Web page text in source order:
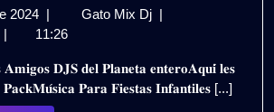
2024 1
de
de
2024
Gato Mix Dj 𝗣𝗔𝗖𝗞
𝗜𝗡𝗙𝗔𝗡𝗧𝗜𝗟𝗘𝗦
𝟮𝟬𝟮𝟯
11:26
𝐀𝐦𝐢𝐠𝐨𝐬 𝐃𝐉𝐒 𝐝𝐞𝐥 𝐏𝐥𝐚𝐧𝐞𝐭𝐚 𝐞𝐧𝐭𝐞𝐫𝐨𝐀𝐪𝐮𝐢́ 𝐥𝐞𝐬
𝐏𝐚𝐫𝐚 𝐅𝐢𝐞𝐬𝐭𝐚𝐬 𝐈𝐧𝐟𝐚𝐧𝐭𝐢𝐥𝐞𝐬 [...]